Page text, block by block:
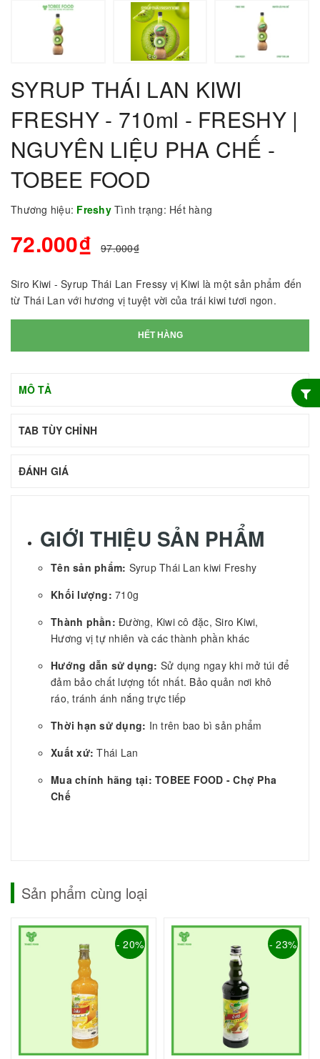
SYRUP THÁI LAN KIWI
FRESHY - 710ml - FRESHY |
NGUYÊN LIỆU PHA CHẾ -
TOBEE FOOD
Thương hiệu: Freshy Tình trạng: Hết hàng
72.000₫ 97.000₫
Siro Kiwi - Syrup Thái Lan Fressy vị Kiwi là một sản phẩm đến
từ Thái Lan với hương vị tuyệt vời của trái kiwi tươi ngon.
HẾT HÀNG
MÔ TẢ
TAB TÙY CHỈNH
ĐÁNH GIÁ
GIỚI THIỆU SẢN PHẨM
Tên sản phẩm: Syrup Thái Lan kiwi Freshy
Khối lượng: 710g
Thành phần: Đường, Kiwi cô đặc, Siro Kiwi,
Hương vị tự nhiên và các thành phần khác
Hướng dẫn sử dụng: Sử dụng ngay khi mở túi để
đảm bảo chất lượng tốt nhất. Bảo quản nơi khô
ráo, tránh ánh nắng trực tiếp
Thời hạn sử dụng: In trên bao bì sản phẩm
Xuất xứ:Thái Lan
Mua chính hãng tại: TOBEE FOOD - Chợ Pha
Chế
Sản phẩm cùng loại
- 20% - 23%